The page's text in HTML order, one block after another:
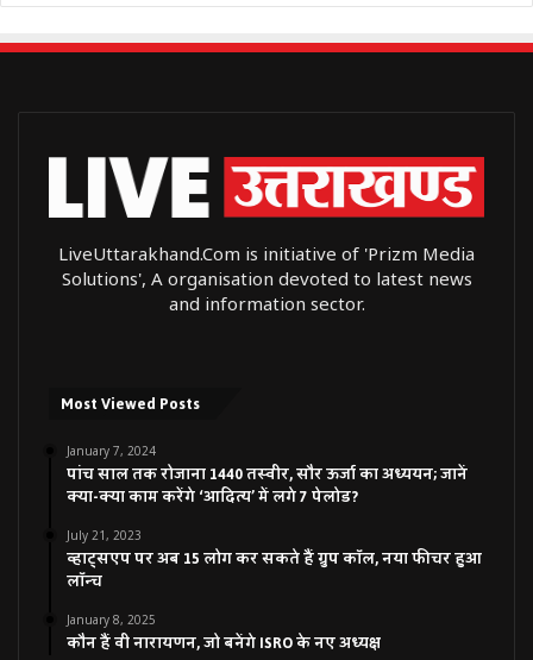
LiveUttarakhand.Com is initiative of 'Prizm Media
Solutions', A organisation devoted to latest news
and information sector.
Most Viewed Posts
January 7, 2024
पांच साल तक रोजाना 1440 तस्वीर, सौर ऊर्जा का अध्ययन; जानें
क्या-क्या काम करेंगे ‘आदित्य’ में लगे 7 पेलोड?
July 21, 2023
व्हाट्सएप पर अब 15 लोग कर सकते हैं ग्रुप कॉल, नया फीचर हुआ
लॉन्च
January 8, 2025
कौन हैं वी नारायणन, जो बनेंगे ISRO के नए अध्यक्ष